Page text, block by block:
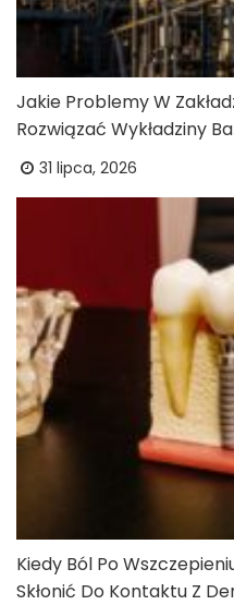
Jakie Problemy W
Rozwiązać Wykładziny
31 lipca, 2026
Kiedy Ból Po
Skłonić Do Kontaktu Z